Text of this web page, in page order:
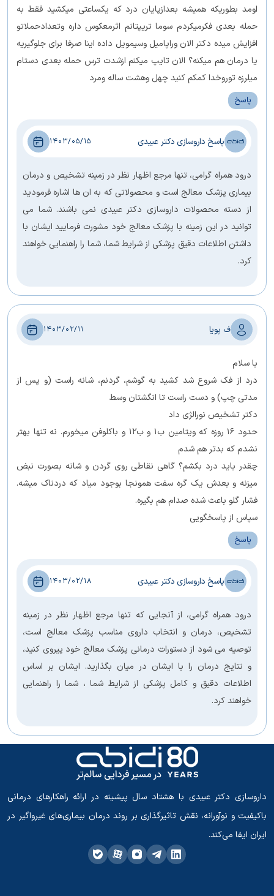
اومد بطوریکه همیشه بعدازپایان درد که یکساعتی میکشید فقط به
حمله بعدی فکرمیکردم سوما تریپتانم اثرمعکوس داره وتعدادحملاتو
افزایش میده دکتر الان وراپامیل وسیمویل داده اینا صرفا برای جلوگیریه
یا درمان هم میکنه؟ الان تایپ میکنم ازشدت ترس حمله بعدی دستام
میلرزه توروخدا کمکم کنید چهل وهشت ساله ومرد
پاسخ
پاسخ داروسازی دکتر عبیدی 1403/05/15
درود همراه گرامی، تنها مرجع اظهار نظر در زمینه تشخیص و درمان
بیماری پزشک معالج است و محصولاتی که به ان ها اشاره فرمودید
از دسته محصولات داروسازی دکتر عبیدی نمی باشند. شما می
توانید در این زمینه با پزشک معالج خود مشورت فرمایید ایشان با
داشتن اطلاعات دقیق پزشکی از شرایط شما، شما را راهنمایی خواهند
کرد.
ف پویا 1403/02/11
با سلام
درد از فک شروع شد کشید به گوشم، گردنم، شانه‌ راست (و پس از
مدتی چپ) و دست راست تا انگشتان وسط
دکتر تشخیص نورالژی داد
حدود ۱۶ روزه که ویتامین ب۱ و ب۱۲ و باکلوفن میخورم. نه تنها بهتر
نشدم که بدتر هم شدم
چقدر باید درد بکشم؟ گاهی نقاطی روی گردن و شانه بصورت نبض
میزنه و بعدش یک گره سفت همونجا بوجود میاد که دردناک میشه.
فشار گلو باعث شده صدام هم بگیره.
سپاس از پاسخگویی
پاسخ
پاسخ داروسازی دکتر عبیدی 1403/02/18
درود همراه گرامی، از آنجایی که تنها مرجع اظهار نظر در زمینه
تشخیص، درمان و انتخاب داروی مناسب پزشک معالج است،
توصیه می شود از دستورات درمانی پزشک معالج خود پیروی کنید،
و نتایج درمان را با ایشان در میان بگذارید. ایشان بر اساس
اطلاعات دقیق و کامل پزشکی از شرایط شما ، شما را راهنمایی
خواهند کرد.
داروسازی دکتر عبیدی با هشتاد سال پیشینه در ارائه راهکارهای درمانی
باکیفیت و نوآورانه، نقش تاثیرگذاری بر روند درمان بیماری‌های غیرواگیر در
ایران ایفا می‌کند.